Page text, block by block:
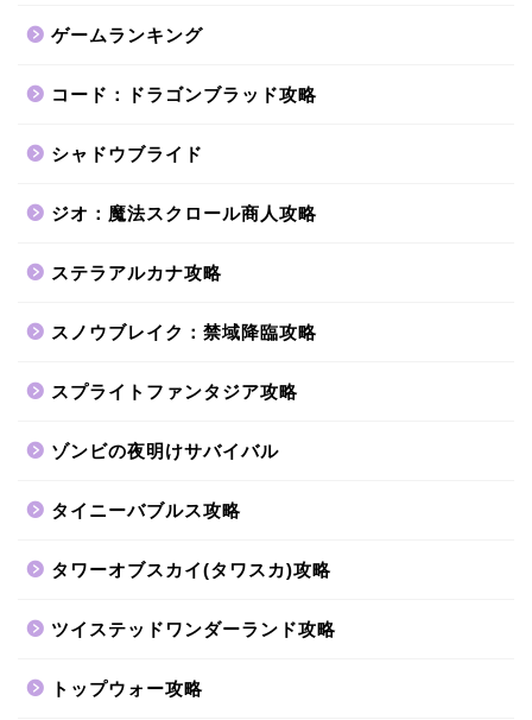
ゲームランキング
コード：ドラゴンブラッド攻略
シャドウブライド
ジオ：魔法スクロール商人攻略
ステラアルカナ攻略
スノウブレイク：禁域降臨攻略
スプライトファンタジア攻略
ゾンビの夜明けサバイバル
タイニーバブルス攻略
タワーオブスカイ(タワスカ)攻略
ツイステッドワンダーランド攻略
トップウォー攻略